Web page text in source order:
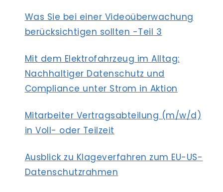
Was Sie bei einer Videoüberwachung
berücksichtigen sollten -Teil 3
Mit dem Elektrofahrzeug im Alltag:
Nachhaltiger Datenschutz und
Compliance unter Strom in Aktion
Mitarbeiter Vertragsabteilung (m/w/d)
in Voll- oder Teilzeit
Ausblick zu Klageverfahren zum EU-US-
Datenschutzrahmen